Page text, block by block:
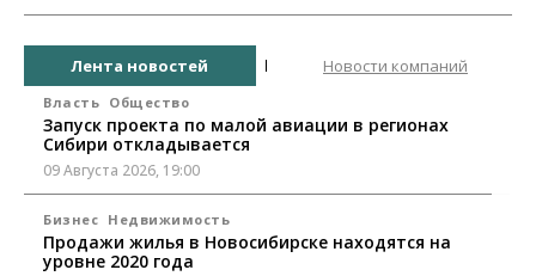
Лента новостей Новости компаний
Власть Общество
Запуск проекта по малой авиации в регионах
Сибири откладывается
09 Августа 2026, 19:00
Бизнес Недвижимость
Продажи жилья в Новосибирске находятся на
уровне 2020 года